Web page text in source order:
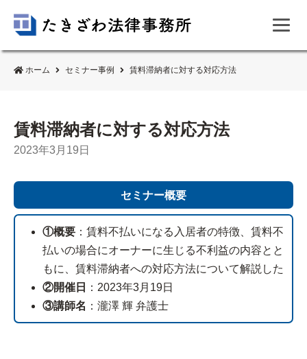
ホーム セミナー事例 賃料滞納者に対する対応方法
賃料滞納者に対する対応方法
2023年3月19日
セミナー概要
①概要 ：賃料不払いになる入居者の特徴、賃料不
払いの場合にオーナーに生じる不利益の内容とと
もに、賃料滞納者への対応方法について解説した
②開催日
：2023年3月19日
③講師名 ：瀧澤 輝 弁護士